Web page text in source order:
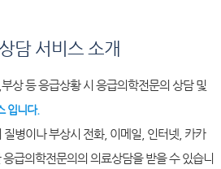
담 서비스 소개
상 등 응급상황 시 응급의학전문의 상담 및
입니다.
병이나 부상시 전화, 이메일, 인터넷, 카카
급의학전문의의 의료상담을 받을 수 있습니